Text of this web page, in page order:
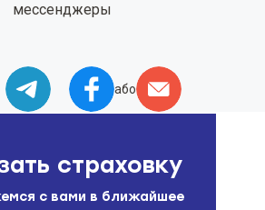
мессенджеры
або
страховку
с вами в ближайшее